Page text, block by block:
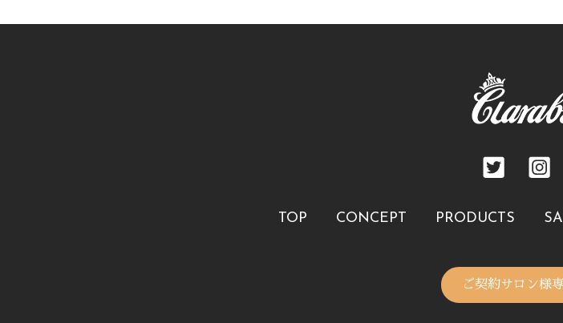
TOP CONCEPT PRODUCTS
ご契約サロン様